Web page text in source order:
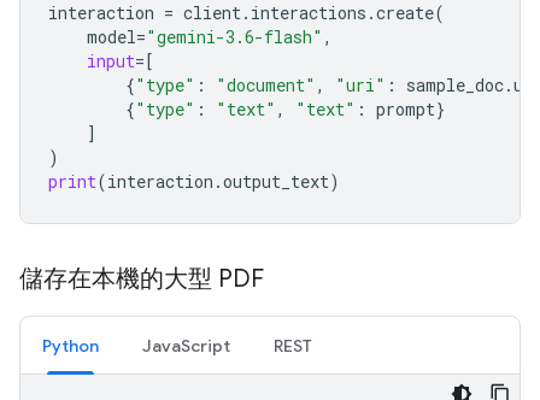
interaction = client. interactions .create(
model="gemini-3.6-flash" ,
input=[
{"type" : "document" , "uri" : sample_doc.
{"type" : "text" , "text" : prompt}
]
)
print(interaction .output_text)
儲存在本機的大型 PDF
Python JavaScript REST